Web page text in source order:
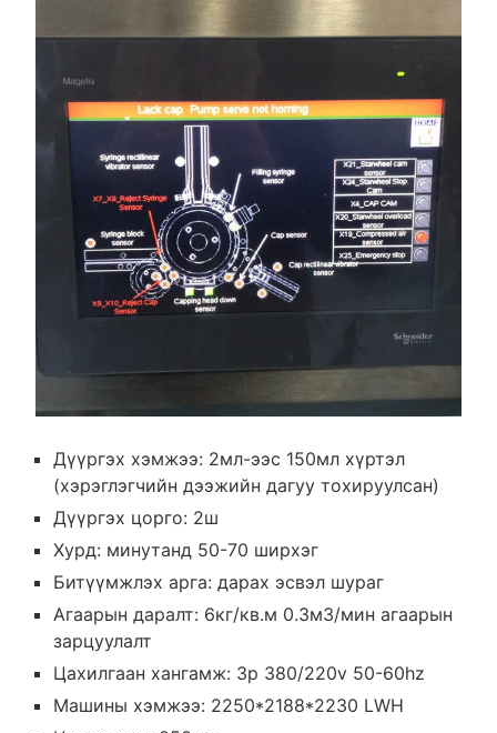
Дүүргэх хэмжээ: 2мл-ээс 150мл хүртэл
(хэрэглэгчийн дээжийн дагуу тохируулсан)
Дүүргэх цорго: 2ш
Хурд: минутанд 50-70 ширхэг
Битүүмжлэх арга: дарах эсвэл шураг
Агаарын даралт: 6кг/кв.м 0.3м3/мин агаарын
зарцуулалт
Цахилгаан хангамж: 3p 380/220v 50-60hz
Машины хэмжээ: 2250*2188*2230 LWH